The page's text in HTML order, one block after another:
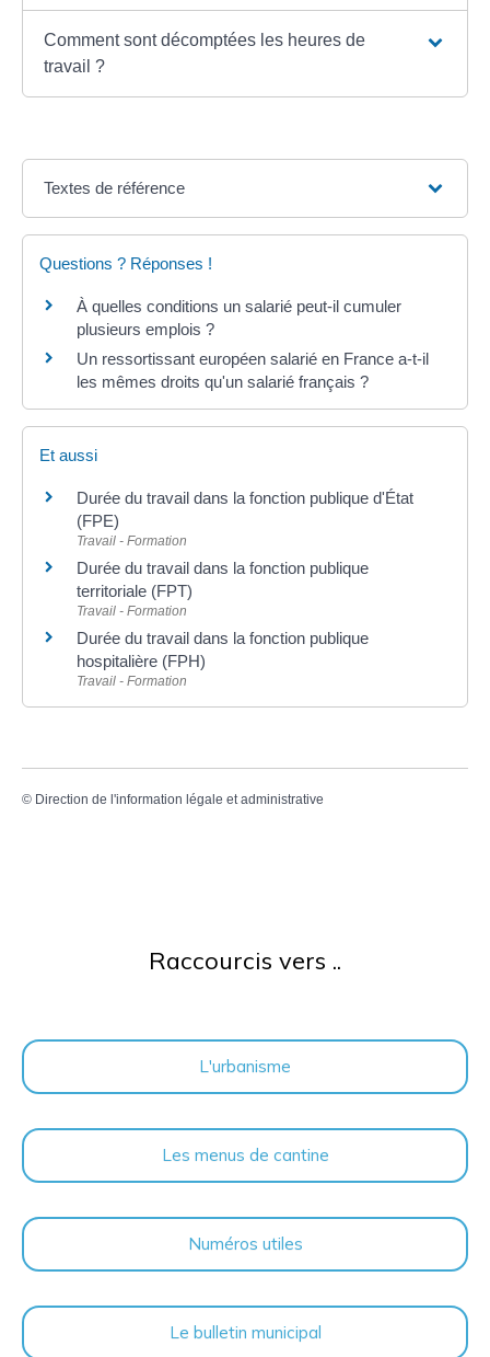
Comment sont décomptées les heures de
travail ?
Textes de référence
Questions ? Réponses !
À quelles conditions un salarié peut-il cumuler
plusieurs emplois ?
Un ressortissant européen salarié en France a-t-il
les mêmes droits qu'un salarié français ?
Et aussi
Durée du travail dans la fonction publique d'État
(FPE)
Travail - Formation
Durée du travail dans la fonction publique
territoriale (FPT)
Travail - Formation
Durée du travail dans la fonction publique
hospitalière (FPH)
Travail - Formation
© Direction de l'information légale et administrative
Raccourcis vers ..
L'urbanisme
Les menus de cantine
Numéros utiles
Le bulletin municipal